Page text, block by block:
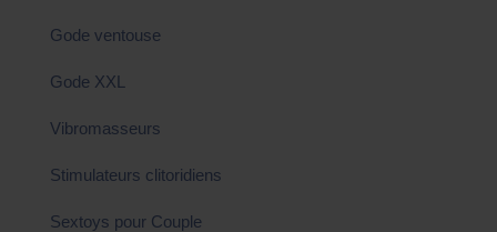
Gode ventouse
Gode XXL
Vibromasseurs
Stimulateurs clitoridiens
Sextoys pour Couple